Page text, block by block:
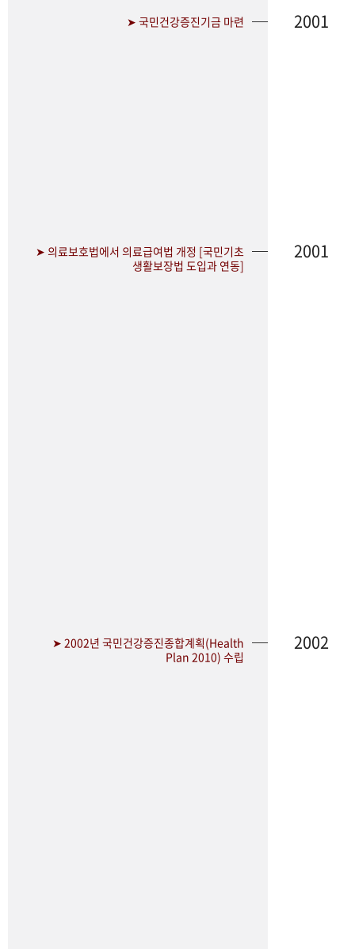
➤ 국민건강증진기금 마련 2001
➤ 의료보호법에서 의료급여법 개정 [국민기초
생활보장법 도입과 연동]
2001
➤ 2002년 국민건강증진종합계획(Health
Plan 2010) 수립
2002